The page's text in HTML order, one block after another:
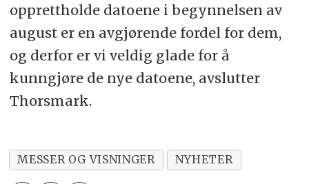
opprettholde datoene i begynnelsen av
august er en avgjørende fordel for dem,
og derfor er vi veldig glade for å
kunngjøre de nye datoene, avslutter
Thorsmark.
MESSER OG VISNINGER NYHETER